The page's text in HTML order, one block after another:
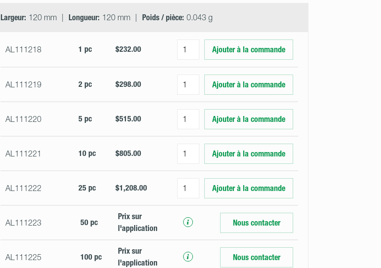
Largeur: 120 mm Longueur: 120 mm Poids / pièce: 0.043 g
AL111218 1 pc $232.00 Ajouter à la commande
AL111219 2 pc $298.00 Ajouter à la commande
AL111220 5 pc $515.00 Ajouter à la commande
AL111221 10 pc $805.00 Ajouter à la commande
AL111222 25 pc $1,208.00 Ajouter à la commande
AL111223 50 pc
Prix ​​sur
l'application
Nous contacter
AL111225 100 pc
Prix ​​sur
l'application
Nous contacter